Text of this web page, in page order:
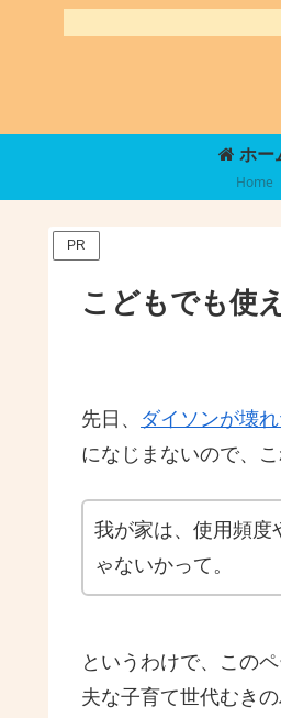
ホー
Home
PR
こどもでも使
先日、 ダイソンが壊
になじまないので、
我が家は、使用頻度
ゃないかって。
というわけで、この
夫な子育て世代むき